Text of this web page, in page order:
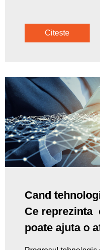
Citeste
Cand
Ce reprezinta
poate ajuta o